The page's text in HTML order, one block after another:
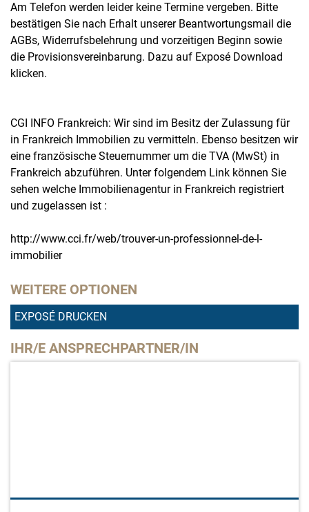
Am Telefon werden leider keine Termine vergeben. Bitte
bestätigen Sie nach Erhalt unserer Beantwortungsmail die
AGBs, Widerrufsbelehrung und vorzeitigen Beginn sowie
die Provisionsvereinbarung. Dazu auf Exposé Download
klicken.
CGI INFO Frankreich: Wir sind im Besitz der Zulassung für
in Frankreich Immobilien zu vermitteln. Ebenso besitzen wir
eine französische Steuernummer um die TVA (MwSt) in
Frankreich abzuführen. Unter folgendem Link können Sie
sehen welche Immobilienagentur in Frankreich registriert
und zugelassen ist :
http://www.cci.fr/web/trouver-un-professionnel-de-l-
immobilier
WEITERE OPTIONEN
EXPOSÉ DRUCKEN
IHR/E ANSPRECHPARTNER/IN